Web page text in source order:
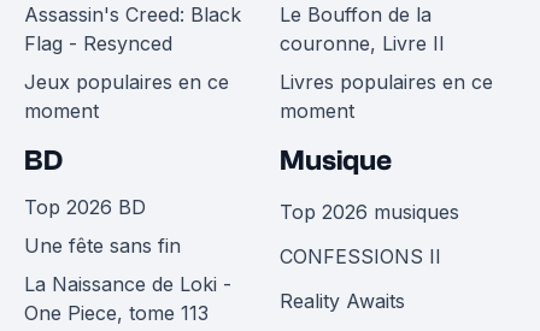
Assassin's Creed: Black
Flag - Resynced
Jeux populaires en ce
moment
Le Bouffon de la
couronne, Livre II
Livres populaires en ce
moment
BD
Top 2026 BD
Une fête sans fin
La Naissance de Loki -
One Piece, tome 113
Musique
Top 2026 musiques
CONFESSIONS II
Reality Awaits